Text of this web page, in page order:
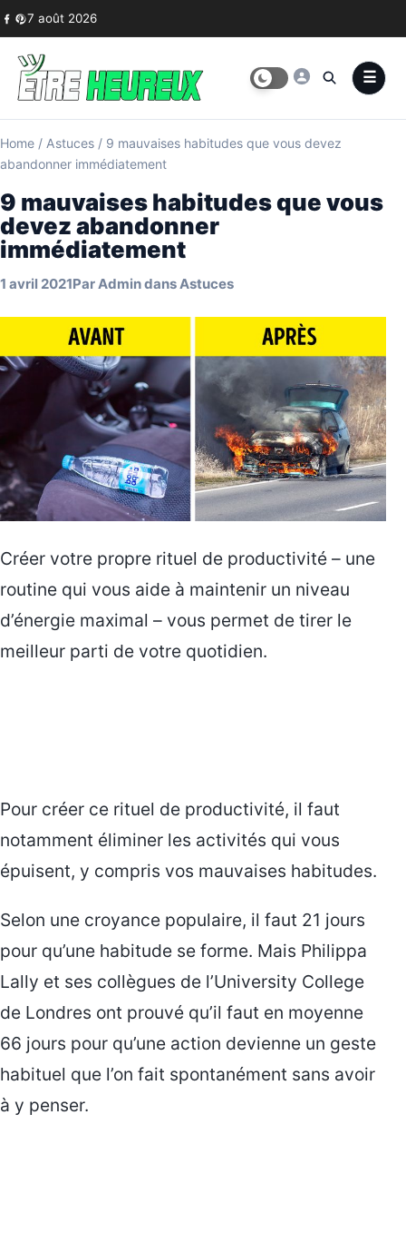
Skip to content
7 août 2026
Home / Astuces / 9 mauvaises habitudes que vous devez
abandonner immédiatement
9 mauvaises habitudes que vous
devez abandonner
immédiatement
1 avril 2021ParAdmindansAstuces
Créer votre propre rituel de productivité – une
routine qui vous aide à maintenir un niveau
d’énergie maximal – vous permet de tirer le
meilleur parti de votre quotidien.
Pour créer ce rituel de productivité, il faut
notamment éliminer les activités qui vous
épuisent, y compris vos mauvaises habitudes.
Selon une croyance populaire, il faut 21 jours
pour qu’une habitude se forme. Mais Philippa
Lally et ses collègues de l’University College
de Londres ont prouvé qu’il faut en moyenne
66 jours pour qu’une action devienne un geste
habituel que l’on fait spontanément sans avoir
à y penser.